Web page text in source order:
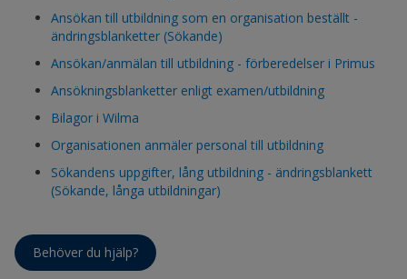
Ansökan till utbildning som en organisation beställt -
ändringsblanketter (Sökande)
Ansökan/anmälan till utbildning - förberedelser i Primus
Ansökningsblanketter enligt examen/utbildning
Bilagor i Wilma
Organisationen anmäler personal till utbildning
Sökandens uppgifter, lång utbildning - ändringsblankett
(Sökande, långa utbildningar)
Behöver du hjälp?